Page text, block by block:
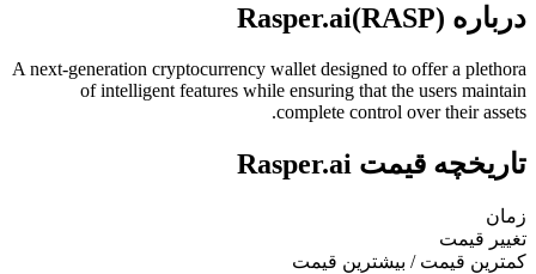
درباره Rasper.ai(RASP)
A next-generation cryptocurrency wallet designed to offer a plethora
of intelligent features while ensuring that the users maintain
complete control over their assets.
تاریخچه قیمت Rasper.ai
زمان
تغییر قیمت
کمترین قیمت / بیشترین قیمت